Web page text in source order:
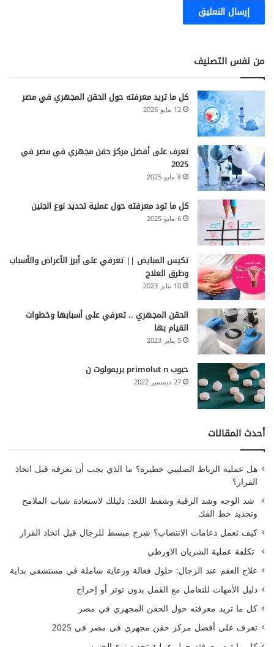
من نفس التصنيف
كل ما تريد معرفته حول الحقن المجهري في مصر
12 مايو 2025
تعرف على أفضل مركز حقن مجهري في مصر في
2025
8 مايو 2025
كل ما تود معرفته حول عملية تحديد نوع الجنين
6 مايو 2025
تكيس المبايض || تعرفي على أبرز الأعراض والأسباب
وطرق العلاج
10 يناير 2023
الحقن المجهري .. تعرفي على أسبابها وخطوات
القيام بها
5 يناير 2023
حبوب primolut n بريمولوت ن
27 ديسمبر 2022
أحدث المقالات
هل عملية الرباط الصليبي خطيرة؟ ما الذي يجب أن تعرفه قبل اتخاذ
القرار؟
شد الوجه وشد الرقبة وشفط اللغد: دليلك لاستعادة شباب الملامح
وتحديد خط الفك
كيف تعمل دعامات الانتصاب؟ شرح مبسط للرجال قبل اتخاذ القرار
تكلفة عملية الشريان الاورطي
علاج العقم عند الرجال: حلول فعالة ورعاية شاملة في مستشفى بداية
دليل الأمهات للتعامل مع القمل بدون توتر أو إحراج
كل ما تريد معرفته حول الحقن المجهري في مصر
تعرف على أفضل مركز حقن مجهري في مصر في 2025